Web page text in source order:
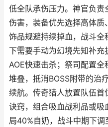
低全队承伤压力。神官负
伤害，装备优先选择高体
饰品规避持续掉血，战斗
下需要手动为幻境先知补
AOE快速击杀；祭司配置
堆叠，抵消BOSS附带的治
续航。传奇猎人放置队伍
诀窍，组合吸血战利品或
局40%自奶，战斗中期下